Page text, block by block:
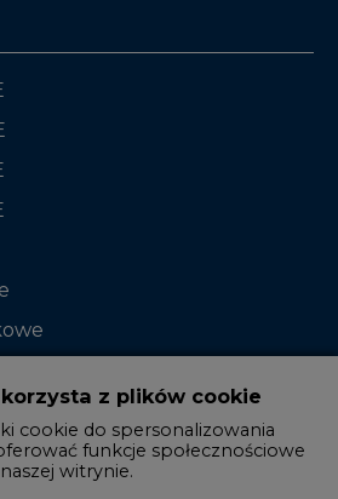
rynku z plików cookie
cookie do spersonalizowania
funkcje społecznościowe
witrynie.